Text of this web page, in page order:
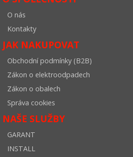
O nás
Kontakty
JAK NAKUPOVAT
Obchodní podmínky (B2B)
Zákon o elektroodpadech
Zákon o obalech
Správa cookies
NAŠE SLUŽBY
GARANT
INSTALL